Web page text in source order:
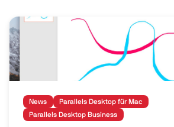
Image
News
Parallels Desktop für Mac
Parallels Desktop Business